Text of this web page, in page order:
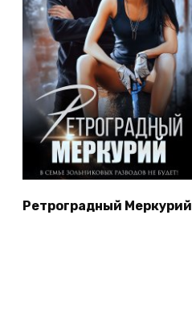
Ретроградный Меркурий